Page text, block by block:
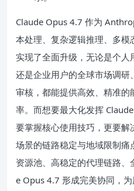
Claude Opus 4.7 作为
本处理、复杂逻辑推理、多
实现了全面升级，无论是个人
还是企业用户的全球市场调
审核，都能提供高效、精准的
率。而想要最大化发挥
要掌握核心使用技巧，更要
场景的链路稳定与地域限制痛
资源池、高稳定的代理链路
e Opus 4.7 形成完美协同，